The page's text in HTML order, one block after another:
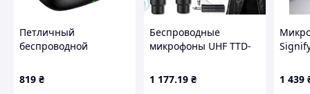
Петличный
беспроводной
Dual-mic Smart AI
(Type-C)
819 ₴
Беспроводные
микрофоны UHF TTD-
система UHF TTD-M12
на два микрофона
1 177.19 ₴
1 439